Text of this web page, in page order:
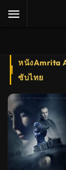
หนังAmrita
ซับไทย